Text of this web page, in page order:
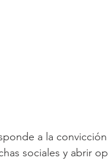
a la
sociales y abrir